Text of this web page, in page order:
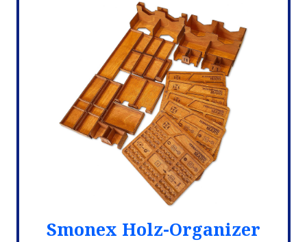
Smonex Holz-Organizer